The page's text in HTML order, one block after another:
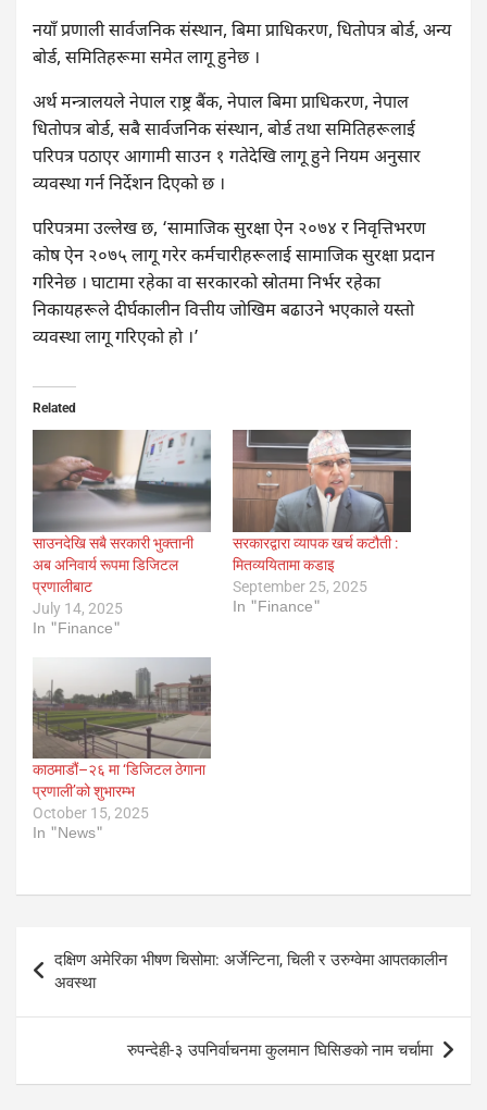
नयाँ प्रणाली सार्वजनिक संस्थान, बिमा प्राधिकरण, धितोपत्र बोर्ड, अन्य
बोर्ड, समितिहरूमा समेत लागू हुनेछ ।
अर्थ मन्त्रालयले नेपाल राष्ट्र बैंक, नेपाल बिमा प्राधिकरण, नेपाल
धितोपत्र बोर्ड, सबै सार्वजनिक संस्थान, बोर्ड तथा समितिहरूलाई
परिपत्र पठाएर आगामी साउन १ गतेदेखि लागू हुने नियम अनुसार
व्यवस्था गर्न निर्देशन दिएको छ ।
परिपत्रमा उल्लेख छ, ‘सामाजिक सुरक्षा ऐन २०७४ र निवृत्तिभरण
कोष ऐन २०७५ लागू गरेर कर्मचारीहरूलाई सामाजिक सुरक्षा प्रदान
गरिनेछ । घाटामा रहेका वा सरकारको स्रोतमा निर्भर रहेका
निकायहरूले दीर्घकालीन वित्तीय जोखिम बढाउने भएकाले यस्तो
व्यवस्था लागू गरिएको हो ।’
Related
साउनदेखि सबै सरकारी भुक्तानी
अब अनिवार्य रूपमा डिजिटल
प्रणालीबाट
July 14, 2025
In "Finance"
सरकारद्वारा व्यापक खर्च कटौती :
मितव्ययितामा कडाइ
September 25, 2025
In "Finance"
काठमाडौं–२६ मा ‘डिजिटल ठेगाना
प्रणाली’को शुभारम्भ
October 15, 2025
In "News"
navigation
दक्षिण अमेरिका भीषण चिसोमा: अर्जेन्टिना, चिली र उरुग्वेमा आपतकालीन
अवस्था
रुपन्देही-३ उपनिर्वाचनमा कुलमान घिसिङको नाम चर्चामा